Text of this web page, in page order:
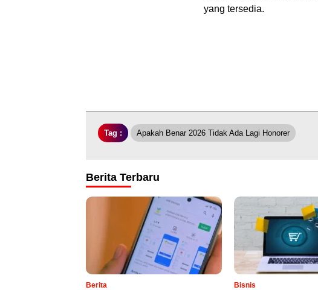
yang tersedia.
Tag : Apakah Benar 2026 Tidak Ada Lagi Honorer
Berita Terbaru
Berita Bisnis